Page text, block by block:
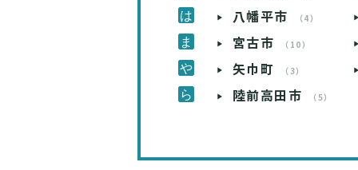
八幡平市 （4）
宮古市 （10）
矢巾町 （3）
陸前高田市 （5）